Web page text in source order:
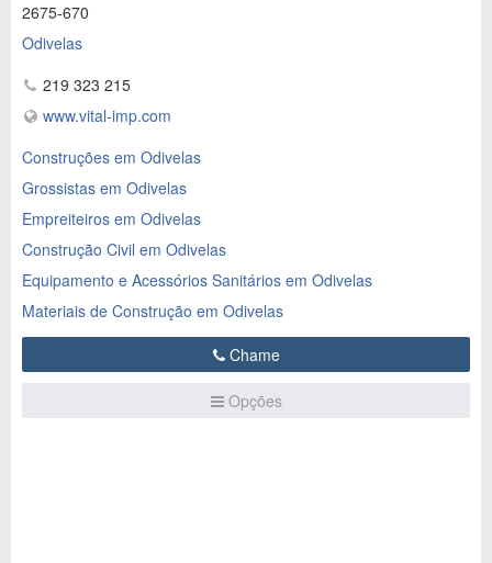
2675-670
Odivelas
219 323 215
www.vital-imp.com
Construções em Odivelas
Grossistas em Odivelas
Empreiteiros em Odivelas
Construção Civil em Odivelas
Equipamento e Acessórios Sanitários em Odivelas
Materiais de Construção em Odivelas
Chame
Opções